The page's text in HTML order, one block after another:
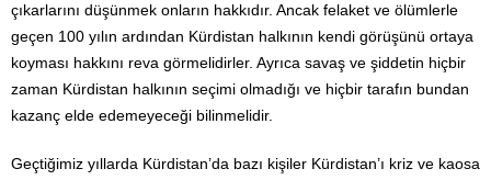
çıkarlarını düşünmek onların hakkıdır. Ancak felaket ve ölümlerle
geçen 100 yılın ardından Kürdistan halkının kendi görüşünü ortaya
koyması hakkını reva görmelidirler. Ayrıca savaş ve şiddetin hiçbir
zaman Kürdistan halkının seçimi olmadığı ve hiçbir tarafın bundan
kazanç elde edemeyeceği bilinmelidir.
Geçtiğimiz yıllarda Kürdistan’da bazı kişiler Kürdistan’ı kriz ve kaosa